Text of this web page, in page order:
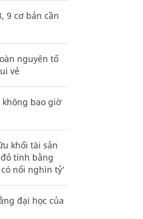
9 cơ bản cần
nguyên tố
vẻ
không bao giờ
khối tài sản
tính bằng
nổi nghìn tỷ'
đại học của